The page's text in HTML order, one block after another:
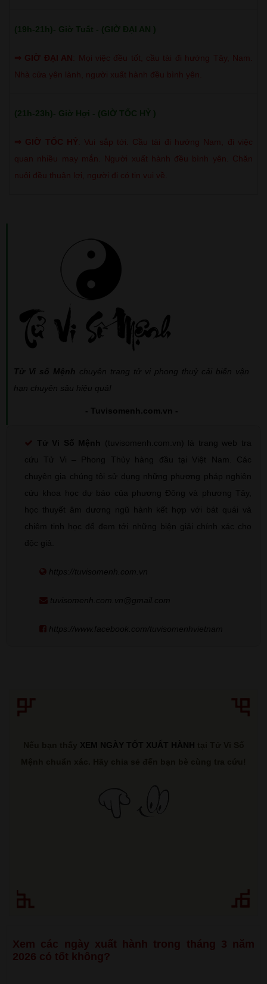
(19h-21h)- Giờ Tuất - (GIỜ ĐẠI AN )
⇒ GIỜ ĐẠI AN
Mọi việc đều tốt, cầu tài đi hướng Tây, Nam.
Nhà cửa yên lành, người xuất hành đều bình yên.
(21h-23h)- Giờ Hợi - (GIỜ TỐC HỶ )
⇒ GIỜ TỐC HỶ
Vui sắp tới. Cầu tài đi hướng Nam, đi việc
quan nhiều may mắn. Người xuất hành đều bình yên. Chăn
nuôi đều thuận lợi, người đi có tin vui về.
Tử Vi số Mệnh chuyên trang tử vi phong thuỷ cải biến vận
hạn chuyên sâu hiệu quả!
- Tuvisomenh.com.vn -
Tử Vi Số Mệnh
(tuvisomenh.com.vn) là trang web tra
cứu Tử Vi – Phong Thủy hàng đầu tại Việt Nam. Các
chuyên gia chúng tôi sử dụng những phương pháp nghiên
cứu khoa học dự báo của phương Đông và phương Tây,
học thuyết âm dương ngũ hành kết hợp với bát quái và
chiêm tinh học để đem tới những biện giải chính xác cho
độc giả.
https://tuvisomenh.com.vn
tuvisomenh.com.vn@gmail.com
https://www.facebook.com/tuvisomenhvietnam
XEM NGÀY TỐT XUẤT HÀNH
Xem các ngày xuất hành trong tháng 3 năm
2026 có tốt không?